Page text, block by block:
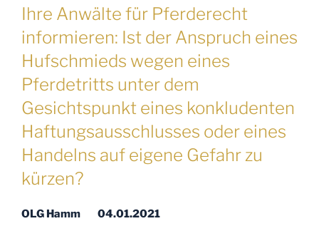
AM
Ihre Anwälte für Pferderecht
informieren: Ist der Anspruch eines
Hufschmieds wegen eines
Pferdetritts unter dem
Gesichtspunkt eines konkludenten
Haftungsausschlusses oder eines
Handelns auf eigene Gefahr zu
kürzen?
OLG Hamm 04.01.2021